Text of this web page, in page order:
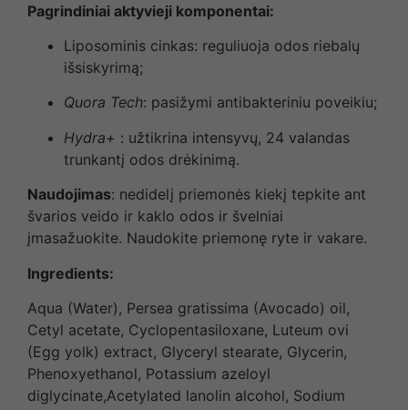
Pagrindiniai aktyvieji komponentai:
Liposominis cinkas: reguliuoja odos riebalų
išsiskyrimą;
Quora Tech: pasižymi antibakteriniu poveikiu;
Hydra+ : užtikrina intensyvų, 24 valandas
trunkantį odos drėkinimą.
Naudojimas: nedidelį priemonės kiekį tepkite ant
švarios veido ir kaklo odos ir švelniai
įmasažuokite. Naudokite priemonę ryte ir vakare.
Ingredients:
Aqua (Water), Persea gratissima (Avocado) oil,
Cetyl acetate, Cyclopentasiloxane, Luteum ovi
(Egg yolk) extract, Glyceryl stearate, Glycerin,
Phenoxyethanol, Potassium azeloyl
diglycinate,Acetylated lanolin alcohol, Sodium